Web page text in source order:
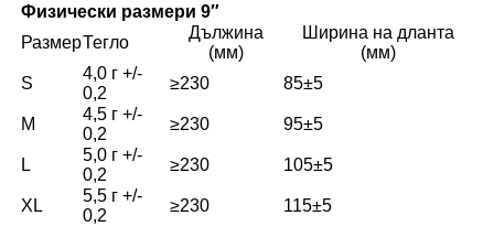
Физически размери 9″
РазмерТегло
Дължина
(мм)
Ширина на дланта
(мм)
S
4,0 г +/-
0,2
≥230 85±5
M
4,5 г +/-
0,2
≥230 95±5
L
5,0 г +/-
0,2
≥230 105±5
XL
5,5 г +/-
0,2
≥230 115±5